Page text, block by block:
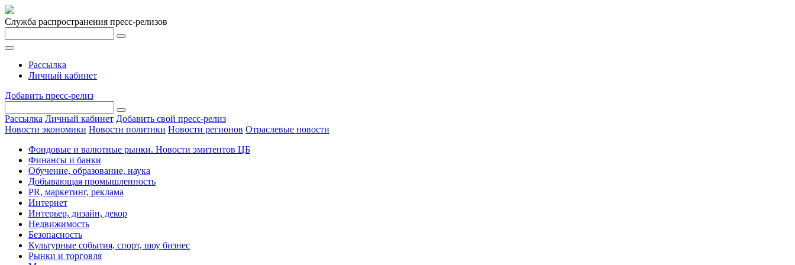
Служба распространения пресс-релизов
Рассылка
Личный кабинет
Добавить пресс-релиз
Рассылка Личный кабинет Добавить свой пресс-релиз
Новости экономики Новости политики Новости регионов Отраслевые новости
Фондовые и валютные рынки. Новости эмитентов ЦБ
Финансы и банки
Обучение, образование, наука
Добывающая промышленность
PR, маркетинг, реклама
Интернет
Интерьер, дизайн, декор
Недвижимость
Безопасность
Культурные события, спорт, шоу бизнес
Рынки и торговля